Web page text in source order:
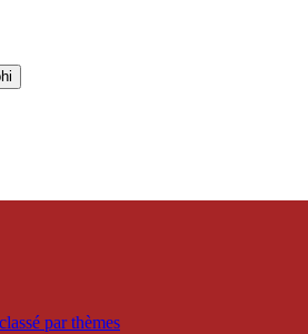
par thèmes